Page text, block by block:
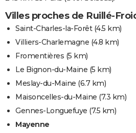
Villes proches de Ruillé-
Saint-Charles-la-Forêt(4.5 km)
Villiers-Charlemagne (4.8 km)
Fromentières (5 km)
Le Bignon-du-Maine (5 km)
Meslay-du-Maine (6.7 km)
Maisoncelles-du-Maine (7.3 km)
Gennes-Longuefuye (7.5 km)
Mayenne